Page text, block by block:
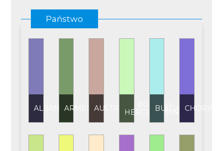
Państwo
ALBANIAARMENIAAUSTRIA
BOŚNIA I
HERCEGOWINA
BUŁGARIA